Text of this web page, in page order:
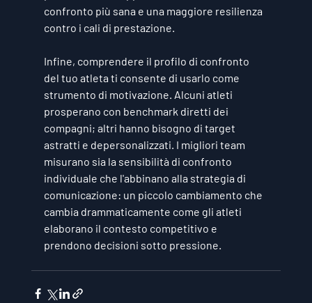
confronto più sana e una maggiore resilienza
contro i cali di prestazione.
Infine, comprendere il profilo di confronto
del tuo atleta ti consente di usarlo come
strumento di motivazione. Alcuni atleti
prosperano con benchmark diretti dei
compagni; altri hanno bisogno di target
astratti e depersonalizzati. I migliori team
misurano sia la sensibilità di confronto
individuale che l'abbinano alla strategia di
comunicazione: un piccolo cambiamento che
cambia drammaticamente come gli atleti
elaborano il contesto competitivo e
prendono decisioni sotto pressione.